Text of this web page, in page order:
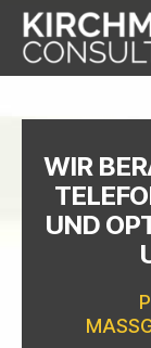
WIR
UND